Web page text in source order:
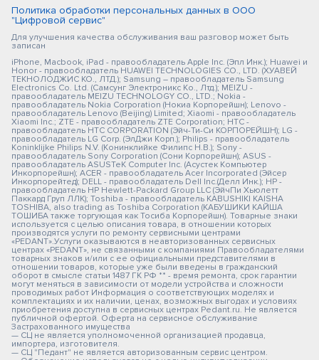
Политика обработки персональных данных в ООО
"Цифровой сервис"
Для улучшения качества обслуживания ваш разговор может быть
записан
iPhone, Macbook, iPad - правообладатель Apple Inc. (Эпл Инк.); Huawei и
Honor - правообладатель HUAWEI TECHNOLOGIES CO., LTD. (ХУАВЕЙ
ТЕКНОЛОДЖИС КО., ЛТД.); Samsung – правообладатель Samsung
Electronics Co. Ltd. (Самсунг Электроникс Ко., Лтд.); MEIZU -
правообладатель MEIZU TECHNOLOGY CO., LTD.; Nokia -
правообладатель Nokia Corporation (Нокиа Корпорейшн); Lenovo -
правообладатель Lenovo (Beijing) Limited; Xiaomi - правообладатель
Xiaomi Inc.; ZTE - правообладатель ZTE Corporation; HTC -
правообладатель HTC CORPORATION (Эйч-Ти-Си КОРПОРЕЙШН); LG -
правообладатель LG Corp. (ЭлДжи Корп.); Philips - правообладатель
Koninklijke Philips N.V. (Конинклийке Филипс Н.В.); Sony -
правообладатель Sony Corporation (Сони Корпорейшн); ASUS -
правообладатель ASUSTeK Computer Inc. (Асустек Компьютер
Инкорпорейшн); ACER - правообладатель Acer Incorporated (Эйсер
Инкорпорейтед); DELL - правообладатель Dell Inc.(Делл Инк.); HP -
правообладатель HP Hewlett-Packard Group LLC (ЭйчПи Хьюлетт
Паккард Груп ЛЛК); Toshiba - правообладатель KABUSHIKI KAISHA
TOSHIBA, also trading as Toshiba Corporation (КАБУШИКИ КАЙША
ТОШИБА также торгующая как Тосиба Корпорейшн). Товарные знаки
используется с целью описания товара, в отношении которых
производятся услуги по ремонту сервисными центрами
«PEDANT».Услуги оказываются в неавторизованных сервисных
центрах «PEDANT», не связанными с компаниями Правообладателями
товарных знаков и/или с ее официальными представителями в
отношении товаров, которые уже были введены в гражданский
оборот в смысле статьи 1487 ГК РФ ** - время ремонта, срок гарантии
могут меняться в зависимости от модели устройства и сложности
проводимых работ Информация о соответствующих моделях и
комплектациях и их наличии, ценах, возможных выгодах и условиях
приобретения доступна в сервисных центрах Pedant.ru. Не является
публичной офертой. Оферта на сервисное обслуживание
Застрахованного имущества
— СЦ не является уполномоченной организацией продавца,
импортера, изготовителя.
— СЦ "Педант" не является авторизованным сервис центром.